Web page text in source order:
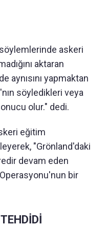
askeri
aktaran
aynısını yapmaktan
söyledikleri veya
olur." dedi.
eğitim
"Grönland'daki
devam eden
Operasyonu'nun bir